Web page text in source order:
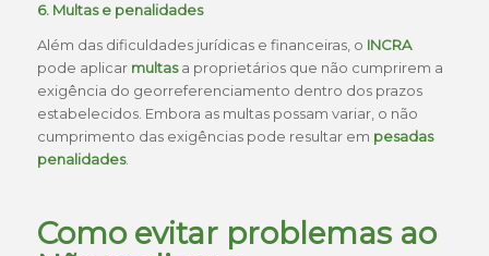
6. Multas e penalidades
Além das dificuldades jurídicas e financeiras, o INCRA
pode aplicar multasa proprietários que não cumprirem a
exigência do georreferenciamento dentro dos prazos
estabelecidos. Embora as multas possam variar, o não
cumprimento das exigências pode resultar em pesadas
penalidades.
Como evitar problemas ao